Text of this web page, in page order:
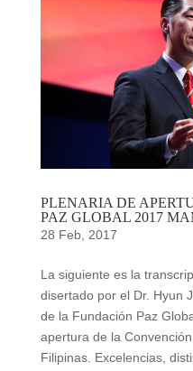
PLENARIA DE
PAZ GLOBAL 2017
28 Feb, 2017
La siguiente es la
disertado por el Dr. Hyun
de la Fundación Paz
apertura de la
Filipinas. Excelencias,